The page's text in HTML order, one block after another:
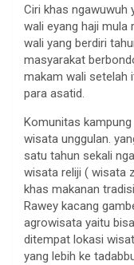
Ciri khas ngawuwuh
wali eyang haji
wali yang berdiri
masyarakat
makam wali setelah
para asatid.
Komunitas
wisata unggulan.
satu tahun sekali
wisata reliji ( wisata
khas makanan
Rawey kacang
agrowisata yaitu
ditempat lokasi
yang lebih ke